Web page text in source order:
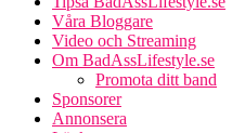
Våra Bloggare
Video och Streaming
Om BadAssLifestyle.se
Promota ditt band
Sponsorer
Annonsera